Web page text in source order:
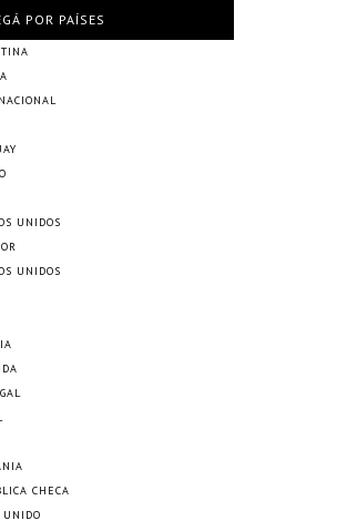
POR PAÍSES
UNIDOS
UNIDOS
CHECA
UNIDO